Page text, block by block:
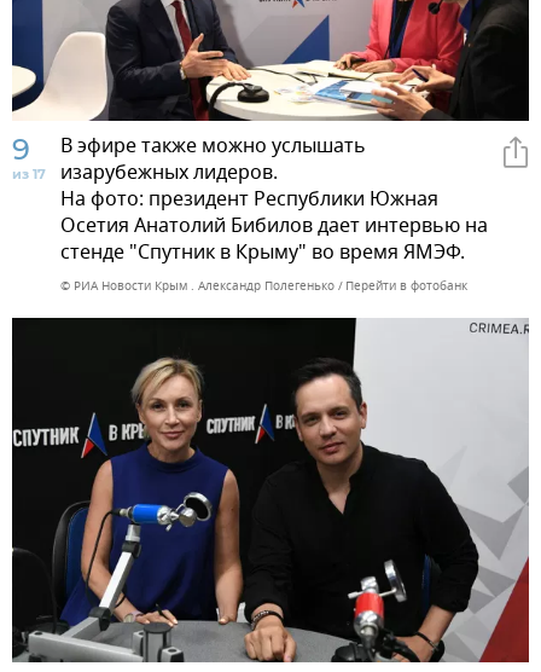
9
из 17
В эфире также можно услышать
изарубежных лидеров.
На фото: президент Республики Южная
Осетия Анатолий Бибилов дает интервью на
стенде "Спутник в Крыму" во время ЯМЭФ.
© РИА Новости Крым . Александр Полегенько Перейти в фотобанк